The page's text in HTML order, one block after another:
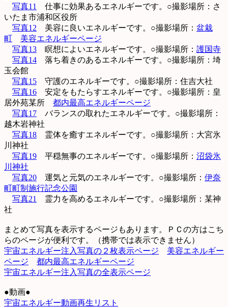
写真11
仕事に効果あるエネルギーです。○撮影場所：さ
いたま市浦和区役所
写真12 美容に良いエネルギーです。○撮影場所： 盆栽
町
美容エネルギーページ
写真13 瞑想によいエネルギーです。○撮影場所： 護国寺
写真14 落ち着きのあるエネルギーです。○撮影場所：埼
玉会館
写真15 守護のエネルギーです。○撮影場所：住吉大社
写真16 安定をもたらすエネルギーです。○撮影場所：皇
居外苑某所 都内最高エネルギーページ
写真17 バランスの取れたエネルギーです。○撮影場所：
越木岩神社
写真18 霊体を癒すエネルギーです。○撮影場所：大宮氷
川神社
写真19 平穏無事のエネルギーです。○撮影場所： 沼袋氷
川神社
写真20 運気と元気のエネルギーです。○撮影場所： 伊奈
町町制施行記念公園
写真21
霊力を高めるエネルギーです。○撮影場所：某神
社
まとめて写真を表示するページもあります。ＰＣの方はこち
らのページが便利です。（携帯では表示できません）
宇宙エネルギー注入写真の２枚表示ページ
美容エネルギー
ページ
都内最高エネルギーページ
宇宙エネルギー注入写真の全表示ページ
●動画●
宇宙エネルギー動画再生リスト